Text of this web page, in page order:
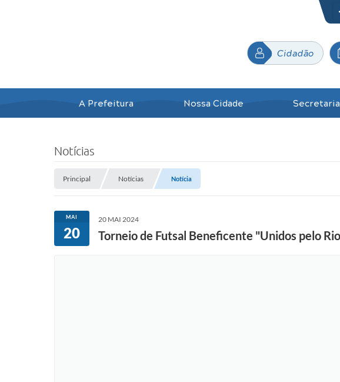
Cidadão
A Prefeitura Nossa Cidade
Notícias
Principal Notícias Notícia
MAI
20
20 MAI 2024
Torneio de Futsal Beneficente "Unidos pelo